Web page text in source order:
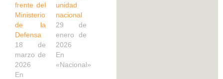
frente del
Ministerio
de la
Defensa
18 de
marzo de
2026
En
unidad
nacional
29 de
enero de
2026
En
«Nacional»